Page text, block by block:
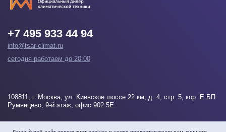
+7 495 933 44 94
info@tsar-climat.ru
сегодня работаем до 20:00
108811, г. Москва, ул. Киевское шоссе 22 км, д. 4, стр. 5, кор. Е БП
Румянцево, 9-й этаж, офис 902 5Е.
Напишите нам